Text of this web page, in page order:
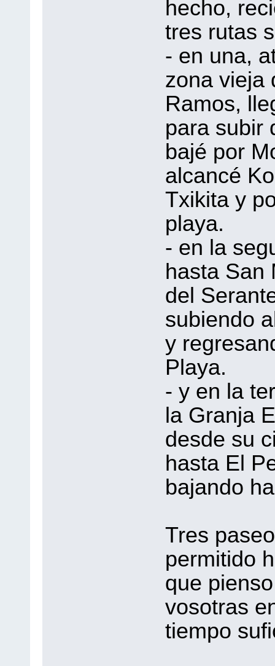
hecho,
tres rutas
- en una,
zona vieja
Ramos,
para subir
bajé por
alcancé
Txikita y
playa.
- en la
hasta San
del
subiendo
y
Playa.
- y en la
la Granja
desde su
hasta El
bajando
Tres
permitido
que
vosotras
tiempo